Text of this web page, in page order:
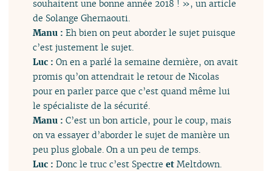
souhaitent une bonne année 2018 ! », un article
de Solange Ghernaouti.
Manu :Eh bien on peut aborder le sujet puisque
c’est justement le sujet.
Luc :On en a parlé la semaine dernière, on avait
promis qu’on attendrait le retour de Nicolas
pour en parler parce que c’est quand même lui
le spécialiste de la sécurité.
Manu :C’est un bon article, pour le coup, mais
on va essayer d’aborder le sujet de manière un
peu plus globale. On a un peu de temps.
Luc :Donc le truc c’est Spectreet Meltdown.